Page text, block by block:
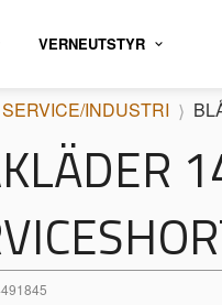
VERNEUTSTYR
SERVICE/INDUSTRI